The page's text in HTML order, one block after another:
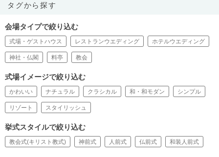
タグから探す
会場タイプで絞り込む
式場・ゲストハウス レストランウエディング ホテルウエディング
神社・仏閣 料亭 教会
式場イメージで絞り込む
かわいい ナチュラル クラシカル 和・和モダン シンプル
リゾート スタイリッシュ
挙式スタイルで絞り込む
教会式(キリスト教式) 神前式 人前式 仏前式 和装人前式